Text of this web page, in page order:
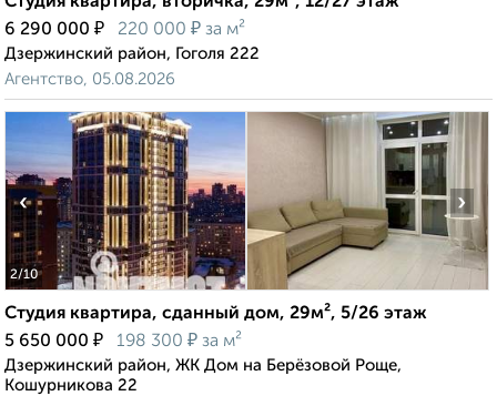
6 290 000 ₽ 220 000 ₽ за м²
Дзержинский район, Гоголя 222
Агентство, 05.08.2026
2/10
‹ ›
Студия квартира, сданный дом, 29м², 5/26 этаж
5 650 000 ₽ 198 300 ₽ за м²
Дзержинский район, ЖК Дом на Берёзовой Роще,
Кошурникова 22